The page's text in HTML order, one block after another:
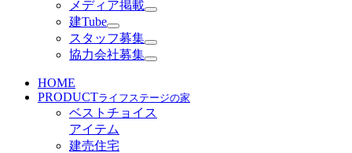
メディア掲載
建Tube
スタッフ募集
協力会社募集
HOME
PRODUCTライフステージの家
ベストチョイス
アイテム
建売住宅